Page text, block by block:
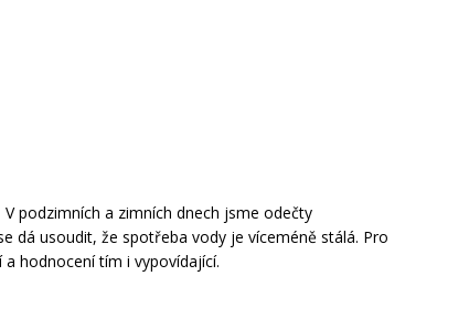
podzimních a zimních dnech jsme odečty
dá usoudit, že spotřeba vody je víceméně stálá. Pro
hodnocení tím i vypovídající.